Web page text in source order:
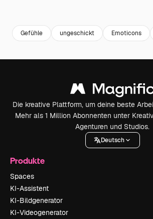
Gefühle ungeschickt Emoticons
Die kreative Plattform, um deine beste
Mehr als 1 Million Abonnenten unter
Agenturen und Studios.
Deutsch
Produkte
Spaces
KI-Assistent
KI-Bildgenerator
KI-Videogenerator